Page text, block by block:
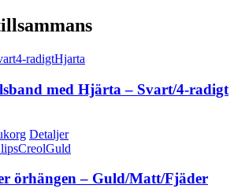
med Hjärta – Svart/4-radigt
Detaljer
örhängen – Guld/Matt/Fjäder